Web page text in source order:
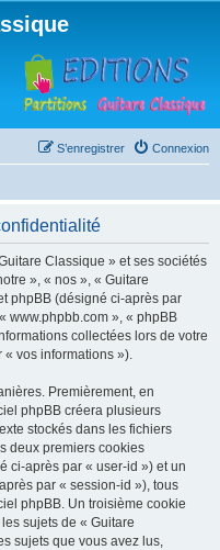
Connexion
S’enregistrer
Classique » et ses sociétés
», « nos », « Guitare
phpBB (désigné ci-après par
www.phpbb.com », « phpBB
collectées lors de votre
vos informations »).
Premièrement, en
phpBB créera plusieurs
stockés dans les fichiers
deux premiers cookies
ci-après par « user-id ») et un
par « session-id »), tous
phpBB. Un troisième cookie
sujets de « Guitare
sujets que vous avez lus,